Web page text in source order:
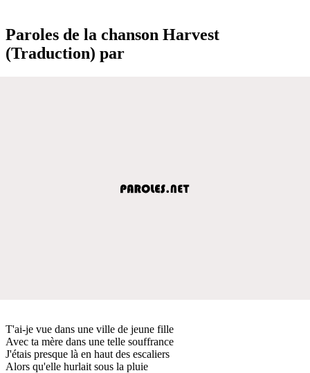
Paroles de la chanson Harvest
(Traduction) par
T'ai-je vue dans une ville de jeune fille
Avec ta mère dans une telle souffrance
J'étais presque là en haut des escaliers
Alors qu'elle hurlait sous la pluie